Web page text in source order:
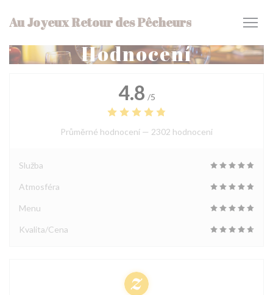
Au Joyeux Retour des Pêcheurs
Hodnocení
4.8 /5
Průměrné hodnocení — 2302 hodnoceni
Služba
Atmosféra
Menu
Kvalita/Cena